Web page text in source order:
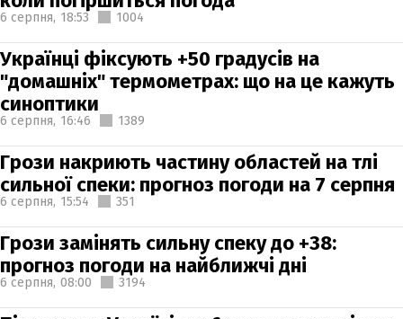
6 серпня, 18:53 1004
Українці фіксують +50 градусів на
"домашніх" термометрах: що на це кажуть
синоптики
6 серпня, 16:46 1389
Грози накриють частину областей на тлі
сильної спеки: прогноз погоди на 7 серпня
6 серпня, 15:54 351
Грози замінять сильну спеку до +38:
прогноз погоди на найближчі дні
6 серпня, 08:00 3194